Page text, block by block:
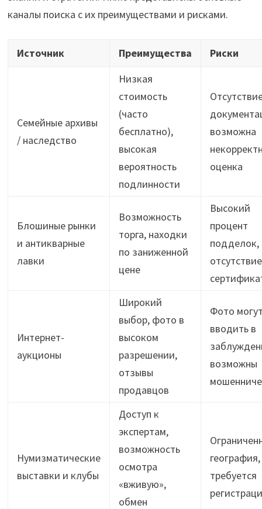
каналы поиска с их преимуществами и рисками.
Источник Преимущества Риски
Семейные архивы
/ наследство
Низкая
стоимость
(часто
бесплатно),
высокая
вероятность
подлинности
возможна
оценка
Блошиные рынки
и антикварные
лавки
Возможность
торга, находки
по заниженной
цене
Высокий
процент
подделок,
отсутствие
Интернет-
аукционы
Широкий
выбор, фото в
высоком
разрешении,
отзывы
продавцов
Фото
вводить в
возможны
Нумизматические
выставки и клубы
Доступ к
экспертам,
возможность
осмотра
«вживую»,
обмен
география,
требуется